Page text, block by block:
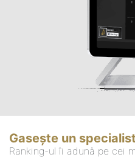
Gasește un specialist
Ranking-ul îi adună pe cei